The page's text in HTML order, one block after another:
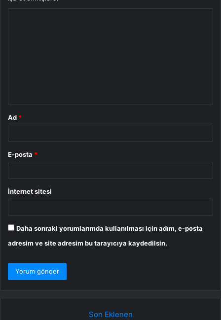
Ad *
E-posta *
İnternet sitesi
Daha sonraki yorumlarımda kullanılması için adım, e-posta
adresim ve site adresim bu tarayıcıya kaydedilsin.
Son Eklenen